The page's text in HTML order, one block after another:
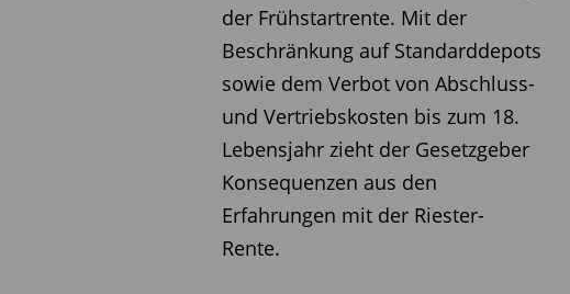
der Frühstartrente. Mit der
Beschränkung auf Standarddepots
sowie dem Verbot von Abschluss-
und Vertriebskosten bis zum 18.
Lebensjahr zieht der Gesetzgeber
Konsequenzen aus den
Erfahrungen mit der Riester-
Rente.